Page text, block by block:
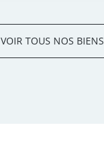
VOIR TOUS NOS BIENS